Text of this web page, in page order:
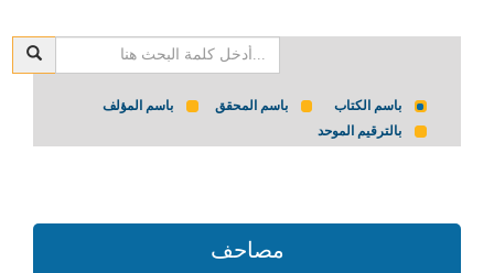
باسم الكتاب باسم المحقق
باسم المؤلف
بالترقيم الموحد
مصاحف